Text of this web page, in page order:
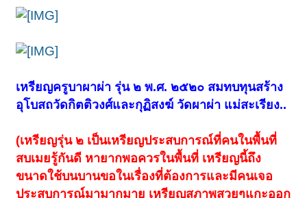
เหรียญครูบาผาผ่า รุ่น ๒ พ.ศ. ๒๕๒๐ สมทบทุนสร้าง
อุโบสถวัดกิตติวงศ์และกุฏิสงฆ์ วัดผาผ่า แม่สะเรียง..
(เหรียญรุ่น ๒ เป็นเหรียญประสบการณ์ที่คนในพื้นที่
สบเมยรู้กันดี หายากพอควรในพื้นที่ เหรียญนี้ถึง
ขนาดใช้บนบานขอในเรื่องที่ต้องการและมีคนเจอ
ประสบการณ์มามากมาย เหรียญสภาพสวยๆแกะออก